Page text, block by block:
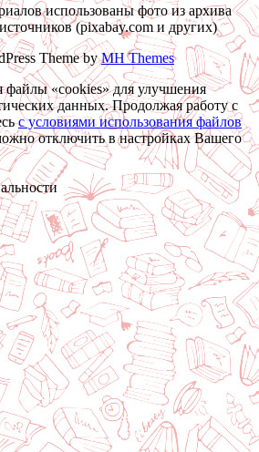
использованы фото из архива
(pixabay.com и других)
Theme byMH Themes
файлы «cookies» для улучшения
данных. Продолжая работу с
c условиями использования файлов
отключить в настройках Вашего